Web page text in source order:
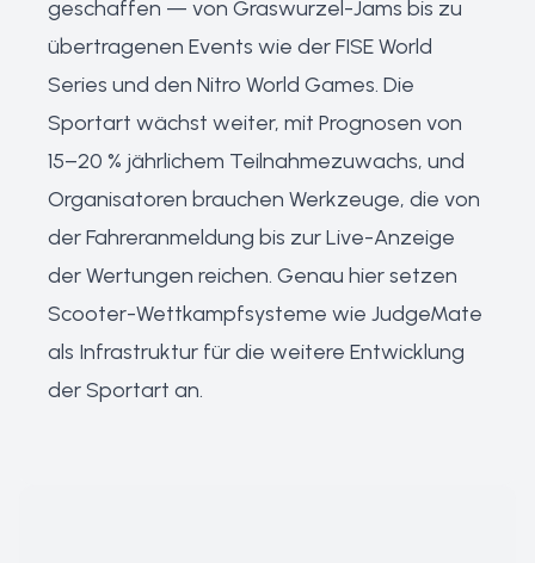
geschaffen — von Graswurzel-Jams bis zu
übertragenen Events wie der FISE World
Series und den Nitro World Games. Die
Sportart wächst weiter, mit Prognosen von
15–20 % jährlichem Teilnahmezuwachs, und
Organisatoren brauchen Werkzeuge, die von
der Fahreranmeldung bis zur Live-Anzeige
der Wertungen reichen. Genau hier setzen
Scooter-Wettkampfsysteme wie JudgeMate
als Infrastruktur für die weitere Entwicklung
der Sportart an.